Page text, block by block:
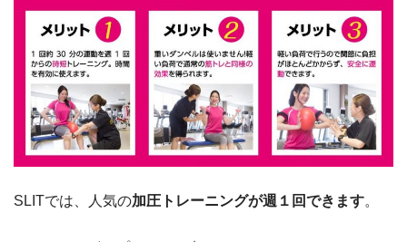
SLITでは、人気の加圧トレーニングが週１回できます。